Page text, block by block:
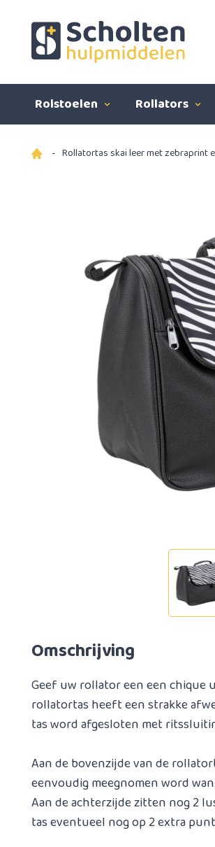
Rolstoelen Rollators
- Rollatortas skai leer met zebraprint
Omschrijving
Geef uw rollator een een chique
rollatortas heeft een strakke
tas word afgesloten met
Aan de bovenzijde van de
eenvoudig meegnomen word
Aan de achterzijde zitten nog 2
tas eventueel nog op 2 extra